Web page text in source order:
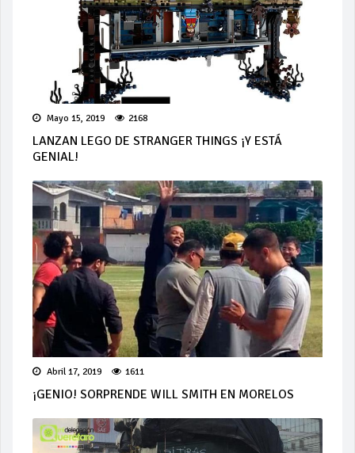
Mayo 15, 2019 2168
LANZAN LEGO DE STRANGER THINGS ¡Y ESTÁ
GENIAL!
Abril 17, 2019 1611
¡GENIO! SORPRENDE WILL SMITH EN MORELOS